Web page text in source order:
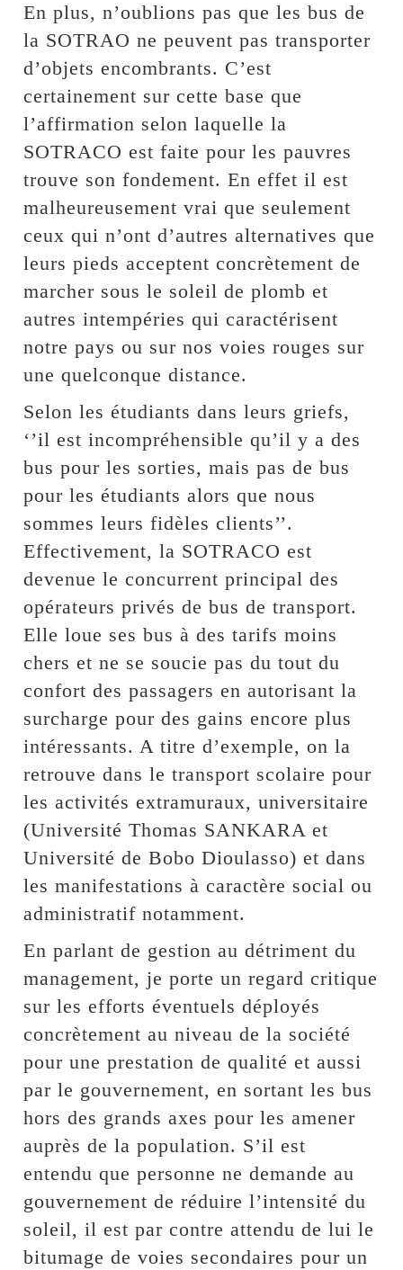
En plus, n’oublions pas que les bus de
la SOTRAO ne peuvent pas transporter
d’objets encombrants. C’est
certainement sur cette base que
l’affirmation selon laquelle la
SOTRACO est faite pour les pauvres
trouve son fondement. En effet il est
malheureusement vrai que seulement
ceux qui n’ont d’autres alternatives que
leurs pieds acceptent concrètement de
marcher sous le soleil de plomb et
autres intempéries qui caractérisent
notre pays ou sur nos voies rouges sur
une quelconque distance.
Selon les étudiants dans leurs griefs,
‘’il est incompréhensible qu’il y a des
bus pour les sorties, mais pas de bus
pour les étudiants alors que nous
sommes leurs fidèles clients’’.
Effectivement, la SOTRACO est
devenue le concurrent principal des
opérateurs privés de bus de transport.
Elle loue ses bus à des tarifs moins
chers et ne se soucie pas du tout du
confort des passagers en autorisant la
surcharge pour des gains encore plus
intéressants. A titre d’exemple, on la
retrouve dans le transport scolaire pour
les activités extramuraux, universitaire
(Université Thomas SANKARA et
Université de Bobo Dioulasso) et dans
les manifestations à caractère social ou
administratif notamment.
En parlant de gestion au détriment du
management, je porte un regard critique
sur les efforts éventuels déployés
concrètement au niveau de la société
pour une prestation de qualité et aussi
par le gouvernement, en sortant les bus
hors des grands axes pour les amener
auprès de la population. S’il est
entendu que personne ne demande au
gouvernement de réduire l’intensité du
soleil, il est par contre attendu de lui le
bitumage de voies secondaires pour un